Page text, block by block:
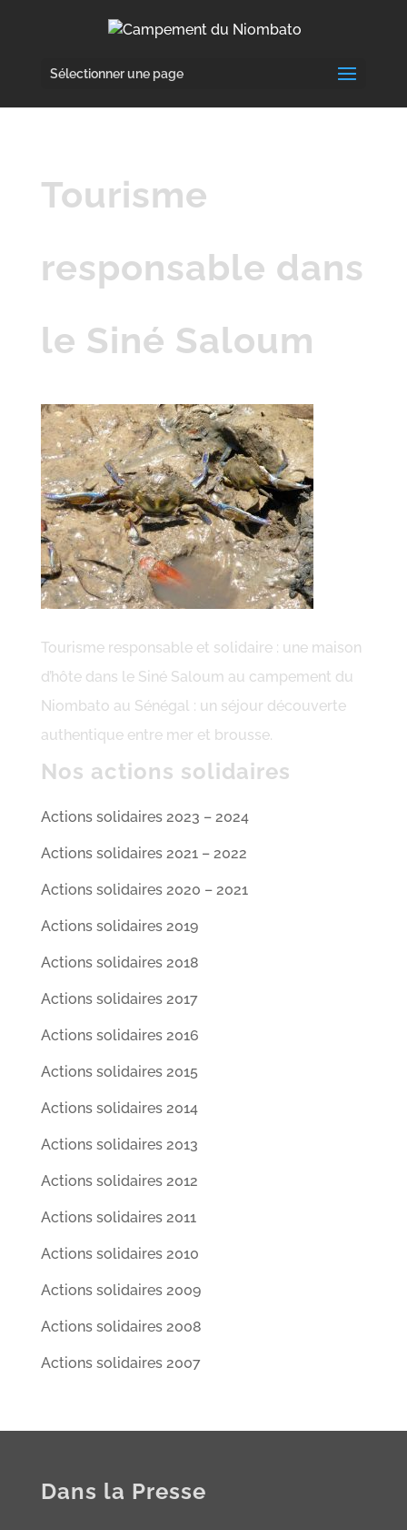
Sélectionner une page
Tourisme
responsable dans
le Siné Saloum
Tourisme responsable et solidaire : une maison
d’hôte dans le Siné Saloum au campement du
Niombato au Sénégal : un séjour découverte
authentique entre mer et brousse.
Nos actions solidaires
Actions solidaires 2023 – 2024
Actions solidaires 2021 – 2022
Actions solidaires 2020 – 2021
Actions solidaires 2019
Actions solidaires 2018
Actions solidaires 2017
Actions solidaires 2016
Actions solidaires 2015
Actions solidaires 2014
Actions solidaires 2013
Actions solidaires 2012
Actions solidaires 2011
Actions solidaires 2010
Actions solidaires 2009
Actions solidaires 2008
Actions solidaires 2007
Dans la Presse